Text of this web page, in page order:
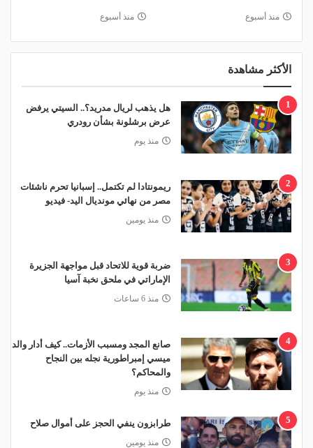
منذ أسبوع منذ أسبوع
الأكثر مشاهدة
1
هل يذهب لريال مدريد؟.. السيتي يرفض
عرض برشلونة بشأن رودري
منذ يوم
2
ريمونتادا لم تكتمل.. إسبانيا تحرم ناشئات
مصر من نهائي مونديال اليد- فيديو
منذ يومين
3
ضربة قوية للاتحاد قبل مواجهة الجزيرة
الإماراتي في ملحق نخبة آسيا
منذ 6 ساعات
4
صانع المجد ومسبب الأزمات.. كيف أدار والد
ميسي إمبراطورية نجله بين النجاح
والمحاكم؟
منذ يوم
5 طرابزون ينفي الحجز على أموال صلاح
منذ يومين